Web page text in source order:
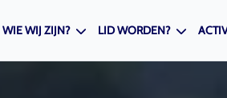
WIE WIJ ZIJN? LID WORDEN?